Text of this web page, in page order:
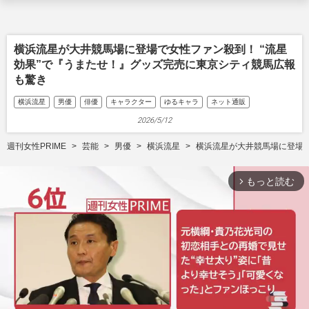
横浜流星が大井競馬場に登場で女性ファン殺到！ “流星
効果”で『うまたせ！』グッズ完売に東京シティ競馬広報
も驚き
横浜流星 男優 俳優 キャラクター ゆるキャラ ネット通販
2026/5/12
週刊女性PRIME 芸能 男優 横浜流星 横浜流星が大井競馬場に登場
arrow_forward_ios もっと読む